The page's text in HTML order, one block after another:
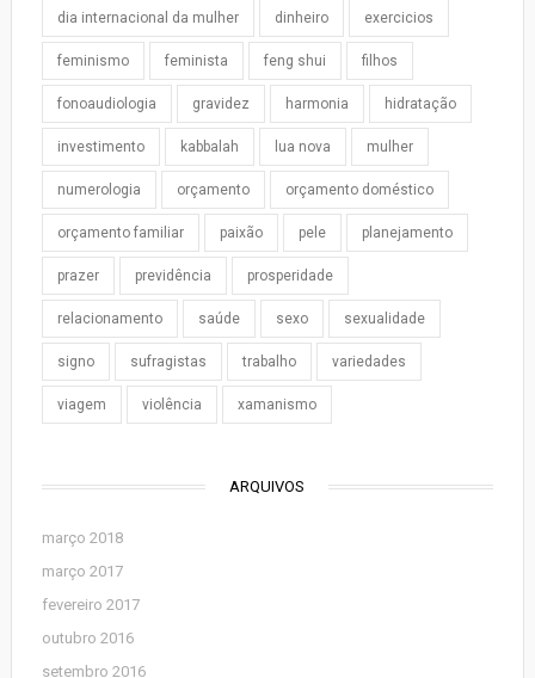
dia internacional da mulher dinheiro exercicios
feminismo feminista feng shui filhos
fonoaudiologia gravidez harmonia hidratação
investimento kabbalah lua nova mulher
numerologia orçamento orçamento doméstico
orçamento familiar paixão pele planejamento
prazer previdência prosperidade
relacionamento saúde sexo sexualidade
signo sufragistas trabalho variedades
viagem violência xamanismo
ARQUIVOS
março 2018
março 2017
fevereiro 2017
outubro 2016
setembro 2016